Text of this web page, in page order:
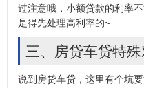
过注意哦，小额贷款的利率
是得先处理高利率的~
三、房贷车贷特
说到房贷车贷，这里有个坑